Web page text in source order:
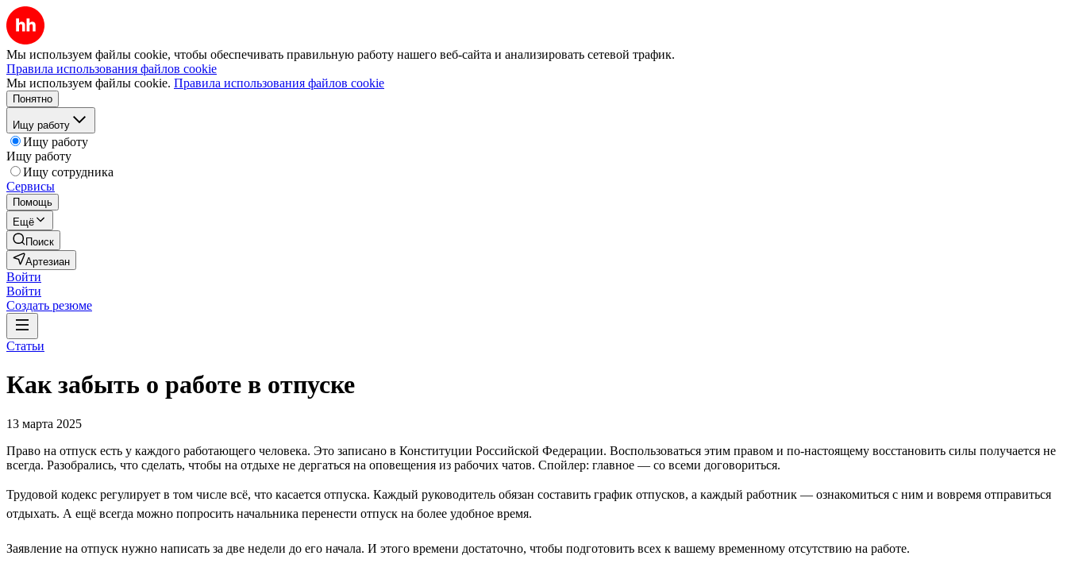
Мы используем файлы cookie, чтобы обеспечивать правильную работу нашего веб-сайта и анализировать сетевой трафик.
Правила использования файлов cookie
Мы используем файлы cookie. Правила использования файлов cookie
Понятно
Ищу работу
Ищу работу
Ищу работу
Ищу сотрудника
Сервисы
Помощь
Ещё
Поиск
Артезиан
Войти
Войти
Создать резюме
Статьи
Как забыть о работе в отпуске
13 марта 2025
Право на отпуск есть у каждого работающего человека. Это записано в Конституции Российской Федерации. Воспользоваться этим правом и по-настоящему восстановить силы получается не
всегда. Разобрались, что сделать, чтобы на отдыхе не дергаться на оповещения из рабочих чатов. Спойлер: главное — со всеми договориться.
Трудовой кодекс регулирует в том числе всё, что касается отпуска. Каждый руководитель обязан составить график отпусков, а каждый работник — ознакомиться с ним и вовремя отправиться
отдыхать. А ещё всегда можно попросить начальника перенести отпуск на более удобное время.
Заявление на отпуск нужно написать за две недели до его начала. И этого времени достаточно, чтобы подготовить всех к вашему временному отсутствию на работе.